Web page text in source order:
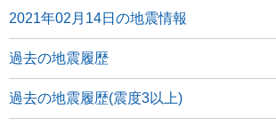
2021年02月14日の地震情報
過去の地震履歴
過去の地震履歴(震度3以上)